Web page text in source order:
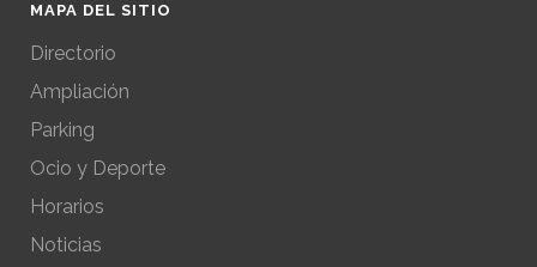
MAPA DEL SITIO
Directorio
Ampliación
Parking
Ocio y Deporte
Horarios
Noticias